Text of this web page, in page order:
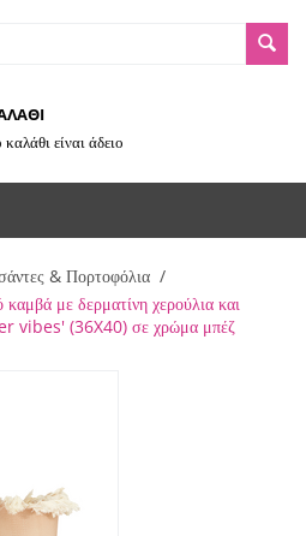
είναι άδειο
& Πορτοφόλια /
με δερματίνη χερούλια και
vibes' (36X40) σε χρώμα μπέζ